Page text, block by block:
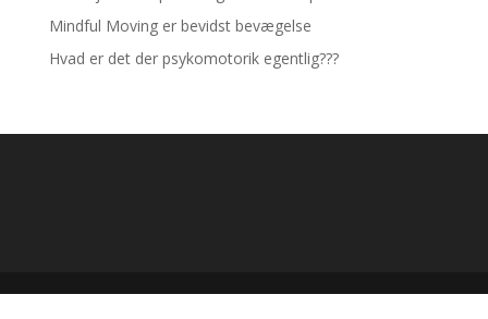
Mindful Moving er bevidst bevægelse
Hvad er det der psykomotorik egentlig???